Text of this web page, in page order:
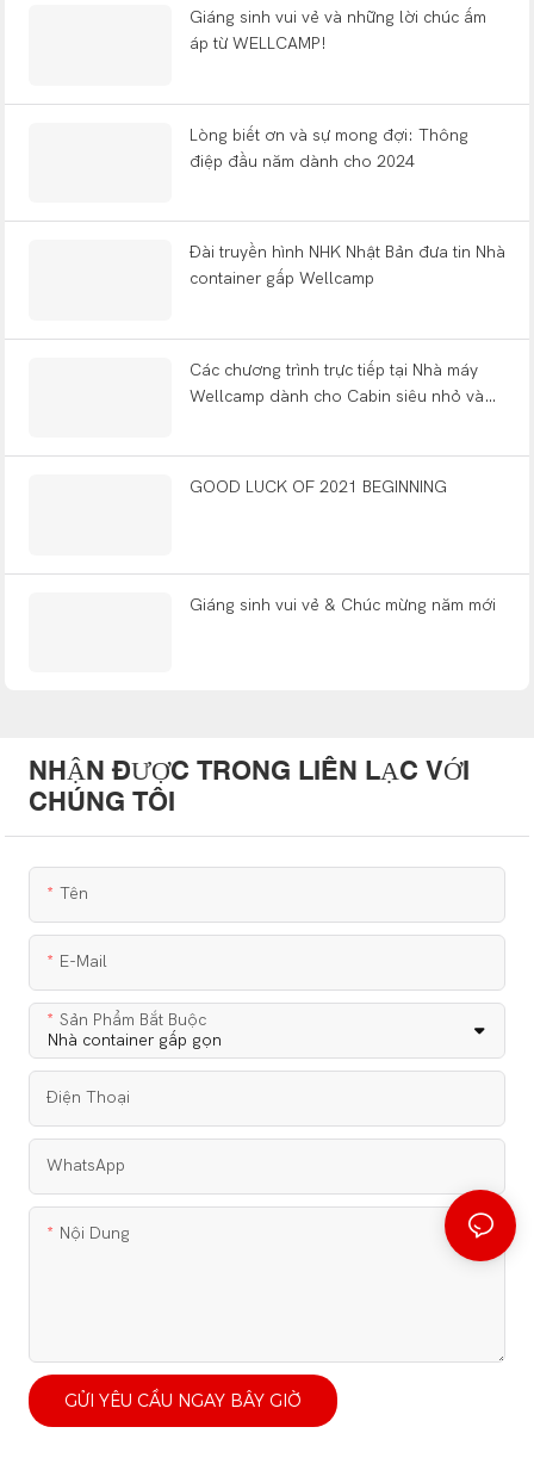
Giáng sinh vui vẻ và những lời chúc ấm
áp từ WELLCAMP!
Lòng biết ơn và sự mong đợi: Thông
điệp đầu năm dành cho 2024
Đài truyền hình NHK Nhật Bản đưa tin Nhà
container gấp Wellcamp
Các chương trình trực tiếp tại Nhà máy
Wellcamp dành cho Cabin siêu nhỏ và
GOOD LUCK OF 2021 BEGINNING
Giáng sinh vui vẻ & Chúc mừng năm mới
NHẬN ĐƯỢC TRONG LIÊN LẠC VỚI
CHÚNG TÔI
Tên
E-Mail
Sản Phẩm Bắt Buộc
Điện Thoại
WhatsApp
Nội Dung
GỬI YÊU CẦU NGAY BÂY GIỜ